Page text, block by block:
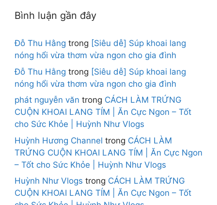
Bình luận gần đây
Đỗ Thu Hằng trong [Siêu dễ] Súp khoai lang
nóng hổi vừa thơm vừa ngon cho gia đình
Đỗ Thu Hằng trong [Siêu dễ] Súp khoai lang
nóng hổi vừa thơm vừa ngon cho gia đình
phát nguyễn văn trong CÁCH LÀM TRỨNG
CUỘN KHOAI LANG TÍM | Ăn Cực Ngon – Tốt
cho Sức Khỏe | Huỳnh Như Vlogs
Huỳnh Hương Channel trong CÁCH LÀM
TRỨNG CUỘN KHOAI LANG TÍM | Ăn Cực Ngon
– Tốt cho Sức Khỏe | Huỳnh Như Vlogs
Huỳnh Như Vlogs trong CÁCH LÀM TRỨNG
CUỘN KHOAI LANG TÍM | Ăn Cực Ngon – Tốt